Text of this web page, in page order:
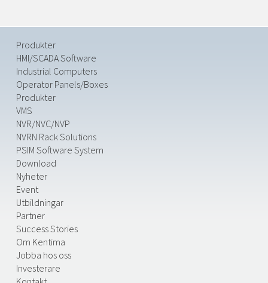
Produkter
HMI/SCADA Software
Industrial Computers
Operator Panels/Boxes
Produkter
VMS
NVR/NVC/NVP
NVRN Rack Solutions
PSIM Software System
Download
Nyheter
Event
Utbildningar
Partner
Success Stories
Om Kentima
Jobba hos oss
Investerare